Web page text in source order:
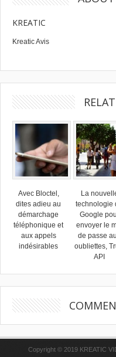
KREATIC
Kreatic Avis
Avec Bloctel,
dites adieu au
démarchage
téléphonique et
aux appels
indésirables
La
technologie
Google
envoyer le
de passe
oubliettes,
API
Copyright © 2019 KREATIC